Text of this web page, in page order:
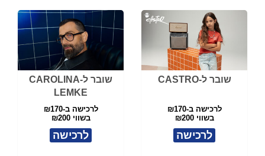
שובר ל-CASTRO
לרכישה ב-₪170
בשווי ₪200
לרכישה
שובר ל-CAROLINA
LEMKE
לרכישה ב-₪170
בשווי ₪200
לרכישה